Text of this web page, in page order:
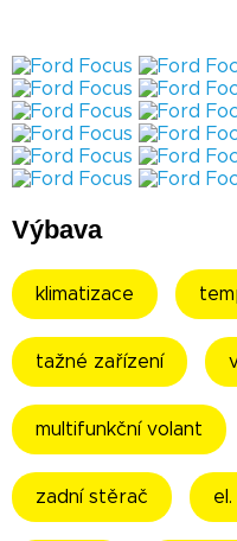
Výbava
klimatizace
tažné zařízení
multifunkční volant
zadní stěrač